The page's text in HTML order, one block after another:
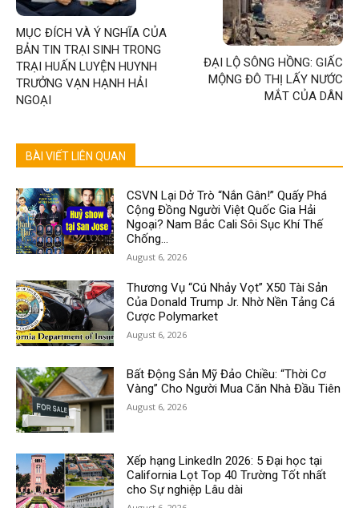
MỤC ĐÍCH VÀ Ý NGHĨA CỦA
BẢN TIN TRẠI SINH TRONG
TRẠI HUẤN LUYỆN HUYNH
TRƯỞNG VẠN HẠNH HẢI
NGOẠI
ĐẠI LỘ SÔNG HỒNG: GIẤC
MỘNG ĐÔ THỊ LẤY NƯỚC
MẮT CỦA DÂN
BÀI VIẾT LIÊN QUAN
CSVN Lại Dở Trò “Nắn Gân!” Quấy Phá
Cộng Đồng Người Việt Quốc Gia Hải
Ngoại? Nam Bắc Cali Sôi Sục Khí Thế
Chống...
August 6, 2026
Thương Vụ “Cú Nhảy Vọt” X50 Tài Sản
Của Donald Trump Jr. Nhờ Nền Tảng Cá
Cược Polymarket
August 6, 2026
Bất Động Sản Mỹ Đảo Chiều: “Thời Cơ
Vàng” Cho Người Mua Căn Nhà Đầu Tiên
August 6, 2026
Xếp hạng LinkedIn 2026: 5 Đại học tại
California Lọt Top 40 Trường Tốt nhất
cho Sự nghiệp Lâu dài